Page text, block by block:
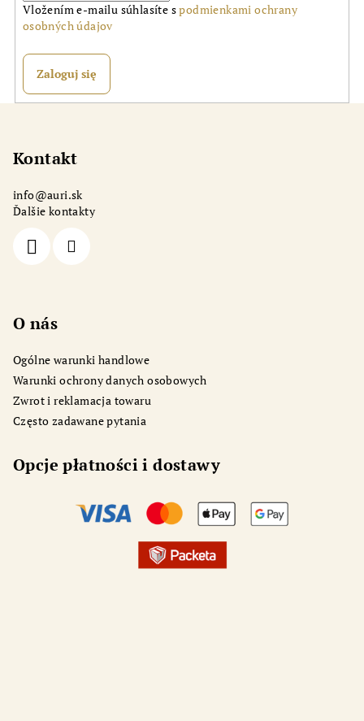
Vložením e-mailu súhlasíte spodmienkami ochrany
osobných údajov
Zaloguj się
Kontakt
info@auri.sk
Ďalšie kontakty
O nás
Ogólne warunki handlowe
Warunki ochrony danych osobowych
Zwrot i reklamacja towaru
Często zadawane pytania
Opcje płatności i dostawy